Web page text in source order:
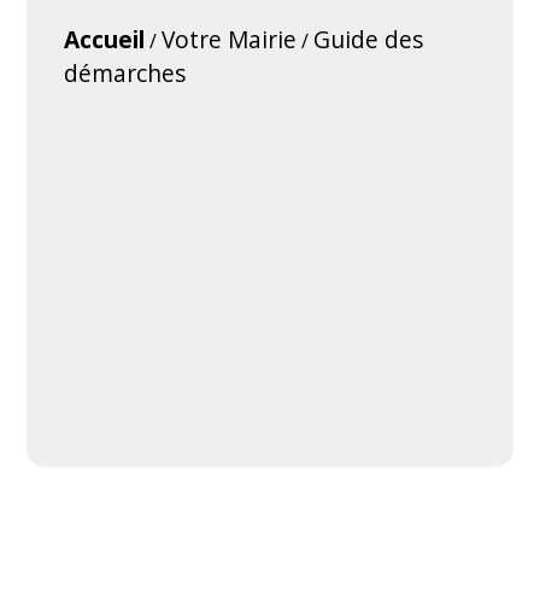
Accueil /Votre Mairie / Guide des
démarches